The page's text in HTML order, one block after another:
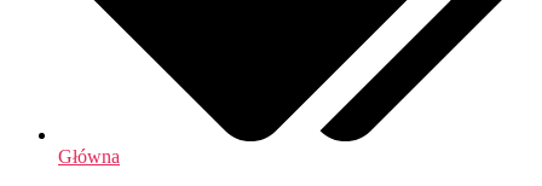
Główna